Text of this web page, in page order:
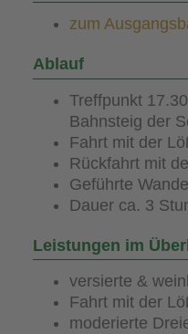
zum
Ablauf
Treffpunkt
Bahnsteig der
Fahrt mit der
Rückfahrt mit
Geführte
Dauer ca. 3
Leistungen im
versierte &
Fahrt mit der
moderierte